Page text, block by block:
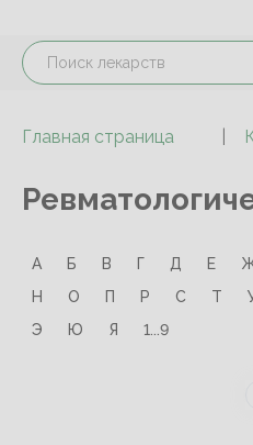
Главная страница
А Б В Г Д Е
Н
О П Р С Т
Э
Ю Я 1...9